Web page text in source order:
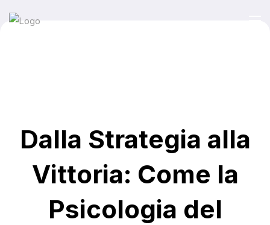
Dalla Strategia alla
Vittoria: Come la
Psicologia del